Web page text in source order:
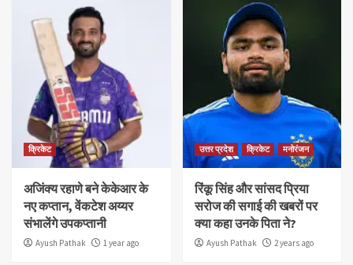
क्रिकेट
अजिंक्य रहाणे बने केकेआर के
नए कप्तान, वेंकटेश अय्यर
संभालेंगे उपकप्तानी
Ayush Pathak 1 year ago
उत्तर प्रदेश क्रिकेट मनोरंजन
रिंकू सिंह और सांसद प्रिया
सरोज की सगाई की खबरों पर
क्या कहा उनके पिता ने?
Ayush Pathak 2 years ago